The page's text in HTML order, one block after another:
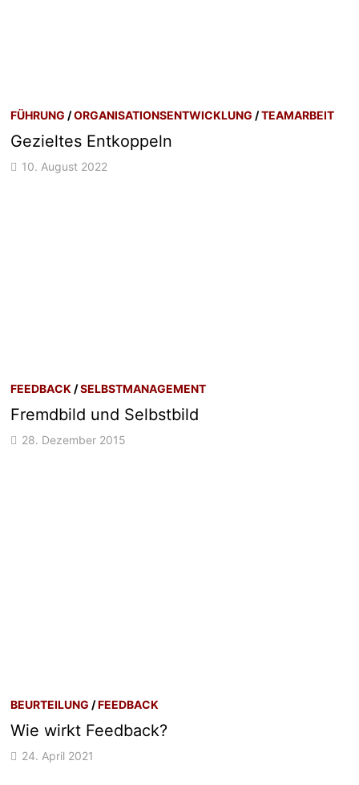
FÜHRUNG /ORGANISATIONSENTWICKLUNG /TEAMARBEIT
Gezieltes Entkoppeln
10. August 2022
FEEDBACK /SELBSTMANAGEMENT
Fremdbild und Selbstbild
28. Dezember 2015
BEURTEILUNG /FEEDBACK
Wie wirkt Feedback?
24. April 2021